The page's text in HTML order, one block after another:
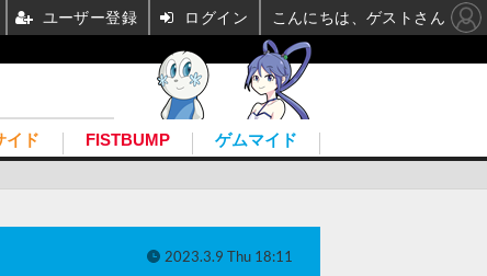
イド FISTBUMP ゲムマイド
2023.3.9 Thu 18:11
ユーザー登録 ログイン こんにちは、ゲストさん